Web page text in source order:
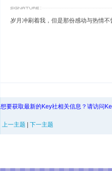
岁月冲刷着我，但是那份感动与热情不
想要获取最新的Key社相关信息？请访问
上一主题 下一主题